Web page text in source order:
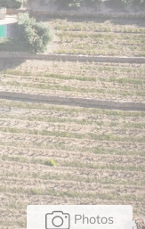
Photos